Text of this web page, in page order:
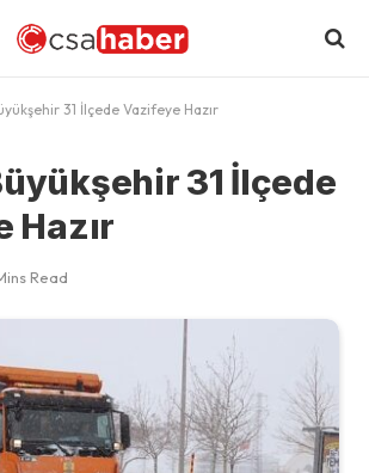
31 İlçede Vazifeye Hazır
31 İlçede
Hazır
Read